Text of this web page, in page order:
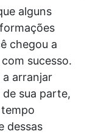
alguns
chegou a
sucesso.
a arranjar
de sua parte,
dessas